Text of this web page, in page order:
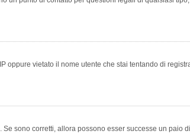
oppure vietato il nome utente che stai tentando di
sono corretti, allora possono esser successe un